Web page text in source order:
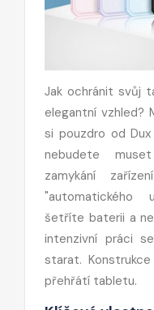
Jak ochránit svůj
elegantní vzhled?
si pouzdro od
nebudete
zamykání
"automatického
šetříte baterii a
intenzivní práci
starat.
přehřátí tabletu.